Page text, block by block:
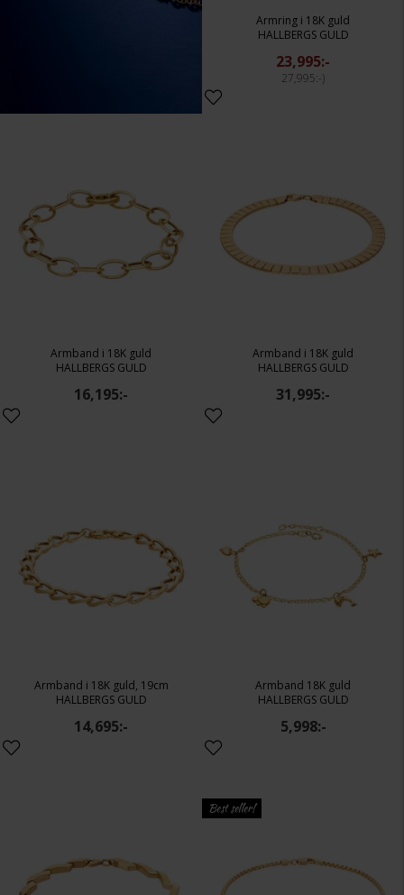
Armring i 18K guld
HALLBERGS GULD
23,995:-
27,995:-
Armband i 18K guld
HALLBERGS GULD
16,195:-
Armband i 18K guld
HALLBERGS GULD
31,995:-
Armband i 18K guld, 19cm
HALLBERGS GULD
14,695:-
Armband 18K guld
HALLBERGS GULD
5,998:-
Best seller!